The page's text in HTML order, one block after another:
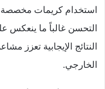
استخدام كريمات مخصصة
التحسن غالباً ما ينعكس
النتائج الإيجابية تعزز
الخارجي.